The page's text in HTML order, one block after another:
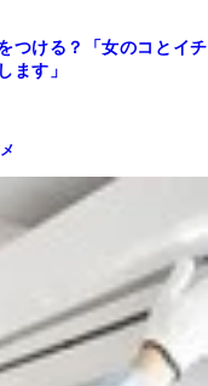
つける？「女のコとイチ
ます」